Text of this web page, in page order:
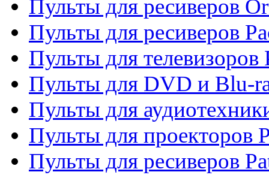
Пульты для ресиверов
Пульты для ресиверов
Пульты для телевизоров
Пульты для DVD и Blu-
Пульты для
Пульты для проекторов
Пульты для ресиверов